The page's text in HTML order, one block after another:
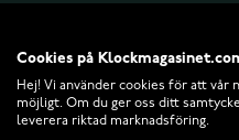
Cookies på
Hej! Vi använder cookies för att vår
möjligt. Om du ger oss ditt
leverera riktad marknadsföring.